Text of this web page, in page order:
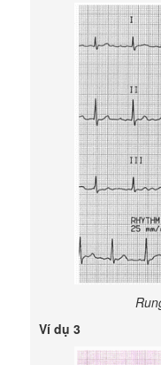
Ví dụ 3